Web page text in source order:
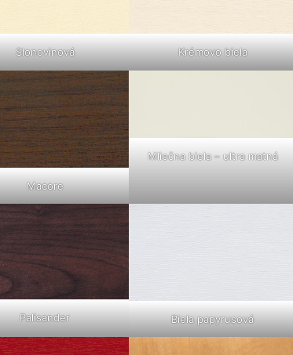
Slonovinová Krémovo biela
Macore
Mliečna biela – ultra matná
Palisander Biela papyrusová